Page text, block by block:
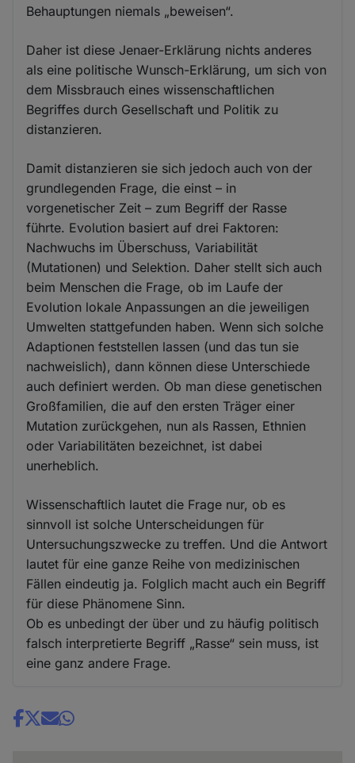
Behauptungen niemals „beweisen“.
Daher ist diese Jenaer-Erklärung nichts anderes
als eine politische Wunsch-Erklärung, um sich von
dem Missbrauch eines wissenschaftlichen
Begriffes durch Gesellschaft und Politik zu
distanzieren.
Damit distanzieren sie sich jedoch auch von der
grundlegenden Frage, die einst – in
vorgenetischer Zeit – zum Begriff der Rasse
führte. Evolution basiert auf drei Faktoren:
Nachwuchs im Überschuss, Variabilität
(Mutationen) und Selektion. Daher stellt sich auch
beim Menschen die Frage, ob im Laufe der
Evolution lokale Anpassungen an die jeweiligen
Umwelten stattgefunden haben. Wenn sich solche
Adaptionen feststellen lassen (und das tun sie
nachweislich), dann können diese Unterschiede
auch definiert werden. Ob man diese genetischen
Großfamilien, die auf den ersten Träger einer
Mutation zurückgehen, nun als Rassen, Ethnien
oder Variabilitäten bezeichnet, ist dabei
unerheblich.
Wissenschaftlich lautet die Frage nur, ob es
sinnvoll ist solche Unterscheidungen für
Untersuchungszwecke zu treffen. Und die Antwort
lautet für eine ganze Reihe von medizinischen
Fällen eindeutig ja. Folglich macht auch ein Begriff
für diese Phänomene Sinn.
Ob es unbedingt der über und zu häufig politisch
falsch interpretierte Begriff „Rasse“ sein muss, ist
eine ganz andere Frage.
Share